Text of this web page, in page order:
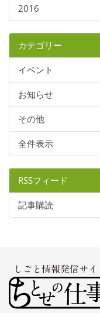
2016
カテゴリー
イベント
お知らせ
その他
全件表示
RSSフィード
記事購読